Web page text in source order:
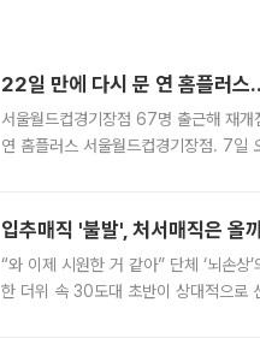
22일 만에 다시 문 연 홈플러스
서울월드컵경기장점 67명 출근해 재
연 홈플러스 서울월드컵경기장점. 7일
입추매직 '불발', 처서매직은 올
“와 이제 시원한 거 같아” 단체 ‘뇌손
한 더위 속 30도대 초반이 상대적으로